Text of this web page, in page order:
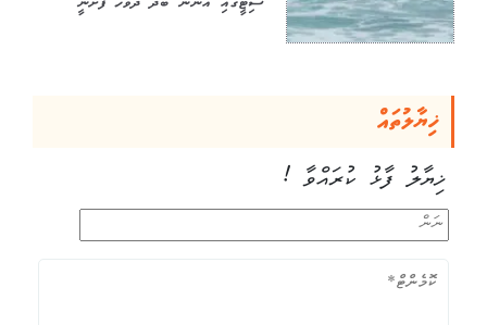
ޚިޔާލުތައް
ޚިޔާލު ފާޅު ކުރައްވާ !